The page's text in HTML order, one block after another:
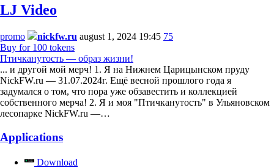
LJ Video
promo nickfw.ru august 1, 2024 19:45 75
Buy for 100 tokens
Птичканутость — образ жизни!
... и другой мой мерч! 1. Я на Нижнем Царицынском пруду
NickFW.ru — 31.07.2024г. Ещё весной прошлого года я
задумался о том, что пора уже обзавестить и коллекцией
собственного мерча! 2. Я и моя "Птичканутость" в Ульяновском
лесопарке NickFW.ru —…
Applications
Download